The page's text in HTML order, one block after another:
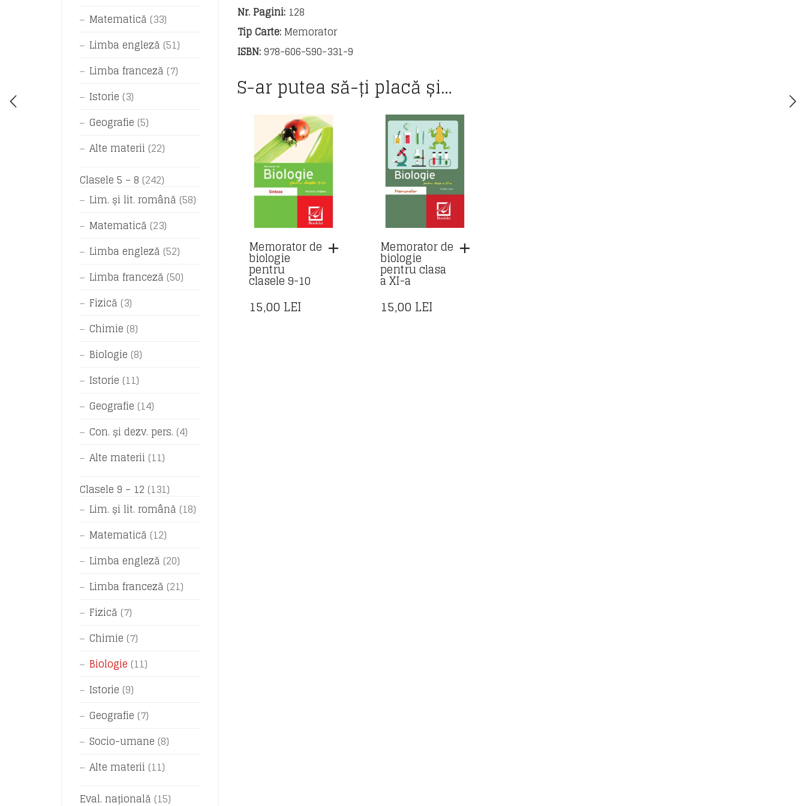
Nr. Pagini:128
Tip Carte:Memorator
ISBN:978-606-590-331-9
S-ar putea să-ți placă și…
Memorator de
biologie
pentru
clasele 9-10
15,00 LEI
Memorator de
biologie
pentru clasa
a XI-a
15,00 LEI
Matematică (33)
Limba engleză (51)
Limba franceză (7)
Istorie (3)
Geografie (5)
Alte materii (22)
Clasele 5 – 8 (242)
Lim. și lit. română (58)
Matematică (23)
Limba engleză (52)
Limba franceză (50)
Fizică (3)
Chimie (8)
Biologie (8)
Istorie (11)
Geografie (14)
Con. și dezv. pers. (4)
Alte materii (11)
Clasele 9 – 12 (131)
Lim. și lit. română (18)
Matematică (12)
Limba engleză (20)
Limba franceză (21)
Fizică (7)
Chimie (7)
Biologie (11)
Istorie (9)
Geografie (7)
Socio-umane (8)
Alte materii (11)
Eval. națională (15)